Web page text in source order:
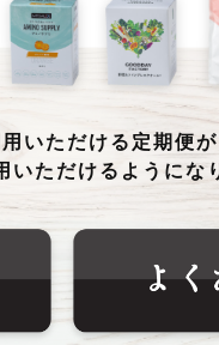
いただける定期便
ただけるようにな